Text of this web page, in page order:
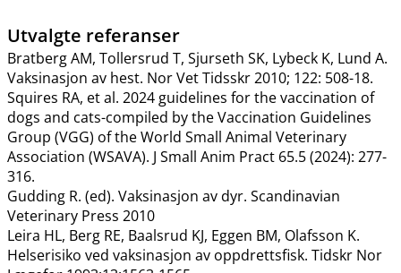
Utvalgte referanser
Bratberg AM, Tollersrud T, Sjurseth SK, Lybeck K, Lund A.
Vaksinasjon av hest. Nor Vet Tidsskr 2010; 122: 508-18.
Squires RA, et al. 2024 guidelines for the vaccination of
dogs and cats-compiled by the Vaccination Guidelines
Group (VGG) of the World Small Animal Veterinary
Association (WSAVA). J Small Anim Pract 65.5 (2024): 277-
316.
Gudding R. (ed). Vaksinasjon av dyr. Scandinavian
Veterinary Press 2010
Leira HL, Berg RE, Baalsrud KJ, Eggen BM, Olafsson K.
Helserisiko ved vaksinasjon av oppdrettsfisk. Tidskr Nor